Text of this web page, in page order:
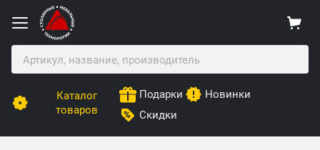
Каталог
товаров
Подарки
Новинки
Скидки